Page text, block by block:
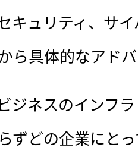
キュリティ、サ
ら具体的なアド
ジネスのインフ
ずどの企業にと